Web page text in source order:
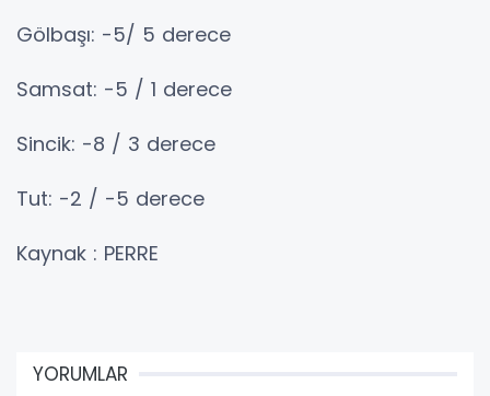
Gölbaşı: -5/ 5 derece
Samsat: -5 / 1 derece
Sincik: -8 / 3 derece
Tut: -2 / -5 derece
Kaynak : PERRE
YORUMLAR